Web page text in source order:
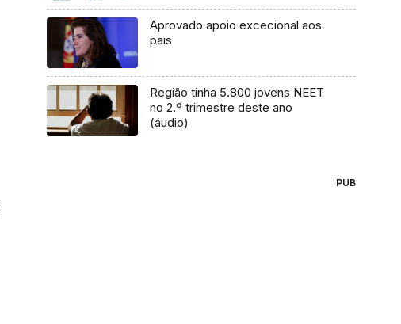
Aprovado apoio excecional aos
pais
Região tinha 5.800 jovens NEET
no 2.º trimestre deste ano
(áudio)
PUB